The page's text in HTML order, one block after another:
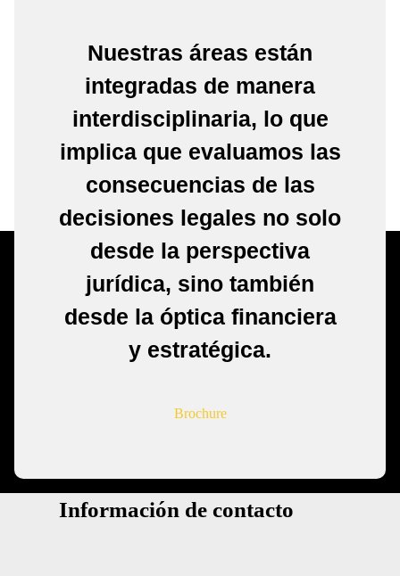
Nuestras áreas están
integradas de manera
interdisciplinaria, lo que
implica que evaluamos las
consecuencias de las
decisiones legales no solo
desde la perspectiva
jurídica, sino también
desde la óptica financiera
y estratégica.
Brochure
Información de contacto